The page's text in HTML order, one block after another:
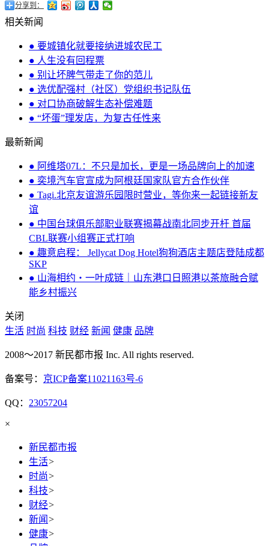
分享到：
相关新闻
● 要城镇化就要接纳进城农民工
● 人生没有回程票
● 别让坏脾气带走了你的范儿
● 选优配强村（社区）党组织书记队伍
● 对口协商破解生态补偿难题
● “坏蛋”理发店，为复古任性来
最新新闻
● 阿维塔07L：不只是加长，更是一场品牌向上的加速
● 奕境汽车官宣成为阿根廷国家队官方合作伙伴
● Tagi.北京友谊游乐园限时营业，等你来一起链接新友
谊
● 中国台球俱乐部职业联赛揭幕战南北同步开杆 首届
CBL联赛小组赛正式打响
● 趣意启程： Jellycat Dog Hotel狗狗酒店主题店登陆成都
SKP
● 山海相约・一叶成链｜山东港口日照港以茶旅融合赋
能乡村振兴
关闭
生活 时尚 科技 财经 新闻 健康 品牌
2008～2017 新民都市报 Inc. All rights reserved.
备案号： 京ICP备案11021163号-6
QQ： 23057204
×
新民都市报
生活>
时尚>
科技>
财经>
新闻 >
健康>